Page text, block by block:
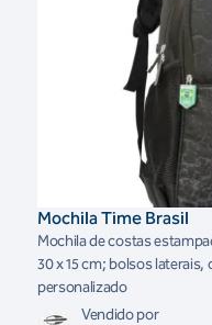
Mochila Time Brasil
Mochila de costas
30 x 15 cm; bolsos
personalizado
Vendido por